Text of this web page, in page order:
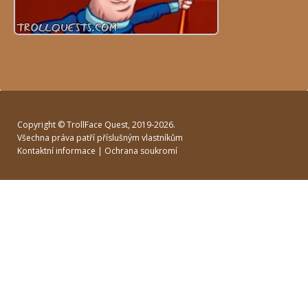
Copyright ©TrollFace Quest, 2019-2026.
Všechna práva patří příslušným vlastníkům
Kontaktní informace | Ochrana soukromí